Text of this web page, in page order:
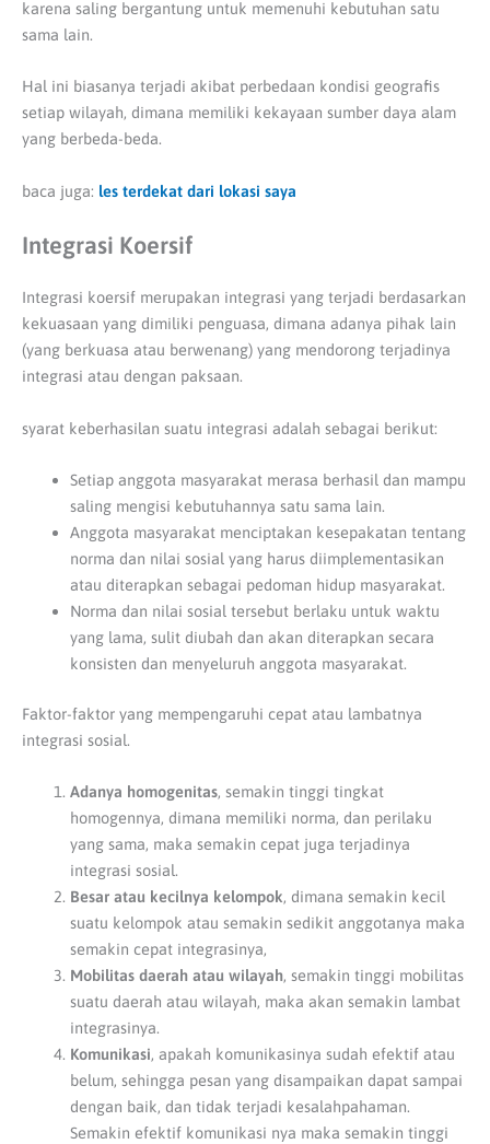
karena saling bergantung untuk memenuhi kebutuhan satu
sama lain.
Hal ini biasanya terjadi akibat perbedaan kondisi geografis
setiap wilayah, dimana memiliki kekayaan sumber daya alam
yang berbeda-beda.
baca juga: les terdekat dari lokasi saya
Integrasi Koersif
Integrasi koersif merupakan integrasi yang terjadi berdasarkan
kekuasaan yang dimiliki penguasa, dimana adanya pihak lain
(yang berkuasa atau berwenang) yang mendorong terjadinya
integrasi atau dengan paksaan.
syarat keberhasilan suatu integrasi adalah sebagai berikut:
Setiap anggota masyarakat merasa berhasil dan mampu
saling mengisi kebutuhannya satu sama lain.
Anggota masyarakat menciptakan kesepakatan tentang
norma dan nilai sosial yang harus diimplementasikan
atau diterapkan sebagai pedoman hidup masyarakat.
Norma dan nilai sosial tersebut berlaku untuk waktu
yang lama, sulit diubah dan akan diterapkan secara
konsisten dan menyeluruh anggota masyarakat.
Faktor-faktor yang mempengaruhi cepat atau lambatnya
integrasi sosial.
Adanya homogenitas, semakin tinggi tingkat
homogennya, dimana memiliki norma, dan perilaku
yang sama, maka semakin cepat juga terjadinya
integrasi sosial.
Besar atau kecilnya kelompok, dimana semakin kecil
suatu kelompok atau semakin sedikit anggotanya maka
semakin cepat integrasinya,
Mobilitas daerah atau wilayah, semakin tinggi mobilitas
suatu daerah atau wilayah, maka akan semakin lambat
integrasinya.
Komunikasi, apakah komunikasinya sudah efektif atau
belum, sehingga pesan yang disampaikan dapat sampai
dengan baik, dan tidak terjadi kesalahpahaman.
Semakin efektif komunikasi nya maka semakin tinggi